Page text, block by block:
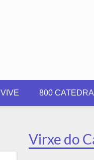
VIVE 800
Virxe do